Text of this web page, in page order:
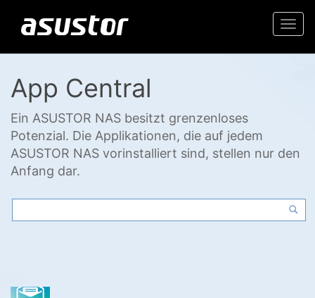
App Central
Ein ASUSTOR NAS besitzt grenzenloses
Potenzial. Die Applikationen, die auf jedem
ASUSTOR NAS vorinstalliert sind, stellen nur den
Anfang dar.